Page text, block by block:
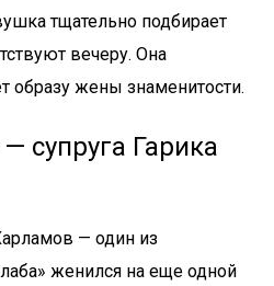
тщательно подбирает
вечеру. Она
образу жены знаменитости.
супруга Гарика
— один из
женился на еще одной